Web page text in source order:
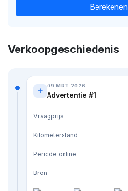
Berekenen
Verkoopgeschiedenis
09 MRT 2026
Advertentie #1
Vraagprijs
Kilometerstand
Periode online
Bron